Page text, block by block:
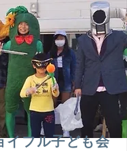
イフル子ども会